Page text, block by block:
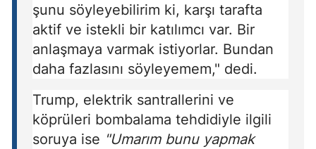
şunu söyleyebilirim ki, karşı tarafta
aktif ve istekli bir katılımcı var. Bir
anlaşmaya varmak istiyorlar. Bundan
daha fazlasını söyleyemem," dedi.
Trump, elektrik santrallerini ve
köprüleri bombalama tehdidiyle ilgili
soruya ise "Umarım bunu yapmak